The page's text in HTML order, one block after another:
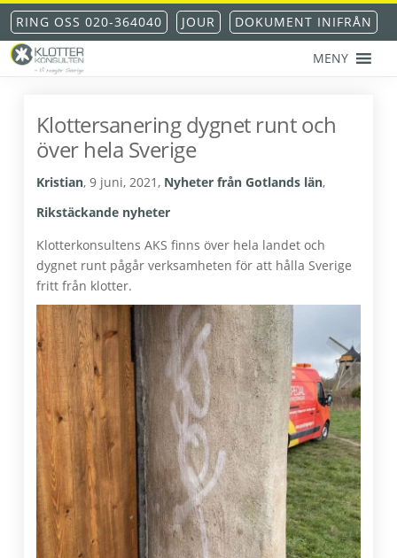
Hoppa
till
huvudnavigering
Hoppa
till
huvudinnehåll
Hoppa
till
det
primära
Hoppa
till
sidfot
RING OSS 020-364040 JOUR DOKUMENT INIFRÅN
klotterskydd
MENY
Klottersanering dygnet runt och
över hela Sverige
Kristian, 9 juni, 2021, Nyheter från Gotlands län,
Rikstäckande nyheter
Klotterkonsultens AKS finns över hela landet och
dygnet runt pågår verksamheten för att hålla Sverige
fritt från klotter.